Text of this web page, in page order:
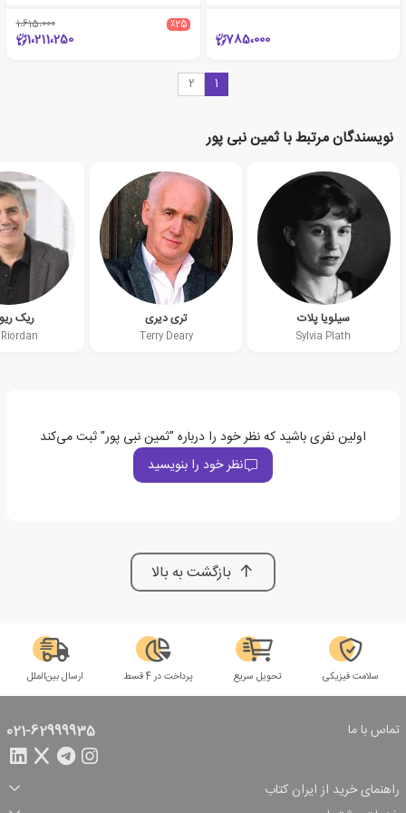
785،000
٪25 1،615،000
1،211،250
1
2
نویسندگان مرتبط با ثمین نبی پور
سیلویا پلات
Sylvia Plath
تری دیری
Terry Deary
ریک
اولین نفری باشید که نظر خود را درباره "ثمین نبی پور" ثبت می‌کند
نظر خود را بنویسید
بازگشت به بالا
سلامت فیزیکی تحویل سریع پرداخت در 4 قسط ارسال بین‌الملل
تماس با ما 021-62999935
راهنمای خرید از ایران کتاب